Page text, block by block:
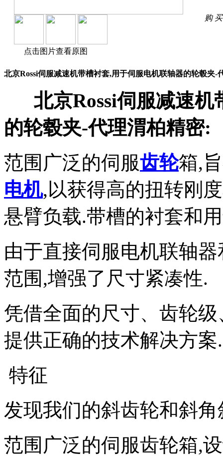
点击图片查看原图
购 买
北京Rossi伺服减速机带槽衬套,用于伺服电机联轴器的轮毂夹-
北京Rossi伺服减速机
的轮毂夹-代理渭柏精密:
范围广泛的伺服齿轮箱,
电机,以获得高的扭转刚
悬臂负载.带槽的衬套和
由于直接伺服电机联轴
范围,增强了尺寸紧凑性.
凭借全面的尺寸、齿轮
提供正确的技术解决方案.
特征
发现我们的斜齿轮和斜
范围广泛的伺服齿轮箱,